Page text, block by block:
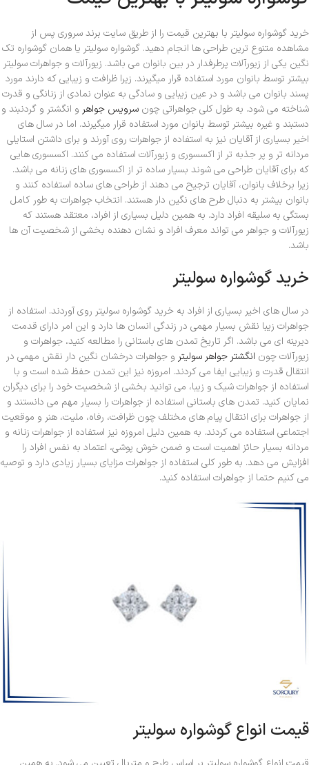
خرید گوشواره سولیتر با بهترین قیمت را از طریق سایت برند سروری پس از
مشاهده متنوع ترین طراحی ها انجام دهید. گوشواره سولیتر یا همان گوشواره تک
نگین یکی از زیورآلات پرطرفدار در بین بانوان می باشد. زیورآلات و جواهرات سولیتر
بیشتر توسط بانوان مورد استفاده قرار میگیرند. زیرا ظرافت و زیبایی که دارند مورد
پسند بانوان می باشد و در عین زیبایی و سادگی به عنوان نمادی از زنانگی و قدرت
شناخته می شود. به طول کلی جواهراتی چون سرویس جواهر و انگشتر و گردنبند و
دستبند و غیره بیشتر توسط بانوان مورد استفاده قرار میگیرند. اما در سال های
اخیر بسیاری از آقایان نیز به استفاده از جواهرات روی آورند و برای داشتن استایلی
مردانه تر و پر جذبه تر از اکسسوری و زیورآلات استفاده می کنند. اکسسوری هایی
که برای آقایان طراحی می شوند بسیار ساده تر از اکسسوری های زنانه می باشد.
زیرا برخلاف بانوان، آقایان ترجیح می دهند از طراحی های ساده استفاده کنند و
بانوان بیشتر به دنبال طرح های نگین دار هستند. انتخاب جواهرات به طور کامل
بستگی به سلیقه افراد دارد. به همین دلیل بسیاری از افراد، معتقد هستند که
زیورآلات و جواهر می تواند معرف افراد و نشان دهنده بخشی از شخصیت آن ها
باشد.
خرید گوشواره سولیتر
در سال های اخیر بسیاری از افراد به خرید گوشواره سولیتر روی آوردند. استفاده از
جواهرات زیبا نقش بسیار مهمی در زندگی انسان ها دارد و این امر دارای قدمت
دیرینه ای می باشد. اگر تاریخ تمدن های باستانی را مطالعه کنید، جواهرات و
زیورآلات چون انگشتر جواهر سولیتر و جواهرات درخشان نگین دار نقش مهمی در
انتقال قدرت و زیبایی ایفا می کردند. امروزه نیز این تمدن حفظ شده است و با
استفاده از جواهرات شیک و زیبا، می توانید بخشی از شخصیت خود را برای دیگران
نمایان کنید. تمدن های باستانی استفاده از جواهرات را بسیار مهم می دانستند و
از جواهرات برای انتقال پیام های مختلف چون ظرافت، رفاه، ملیت، هنر و موقعیت
اجتماعی استفاده می کردند. به همین دلیل امروزه نیز استفاده از جواهرات زنانه و
مردانه بسیار حائز اهمیت است و ضمن خوش پوشی، اعتماد به نفس افراد را
افزایش می دهد. به طور کلی استفاده از جواهرات مزایای بسیار زیادی دارد و توصیه
می کنیم حتما از جواهرات استفاده کنید.
قیمت انواع گوشواره سولیتر